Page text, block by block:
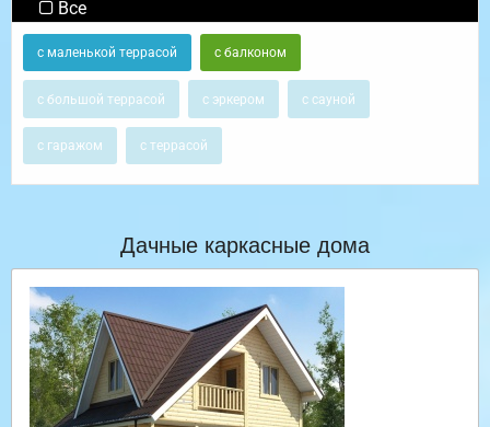
Все
с маленькой террасой с балконом
с большой террасой с эркером с сауной
с гаражом с террасой
Дачные каркасные дома